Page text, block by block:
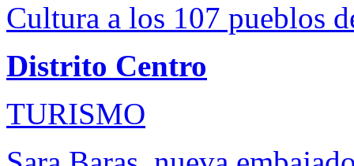
Cultura a los 107 pueblos
Distrito Centro
TURISMO